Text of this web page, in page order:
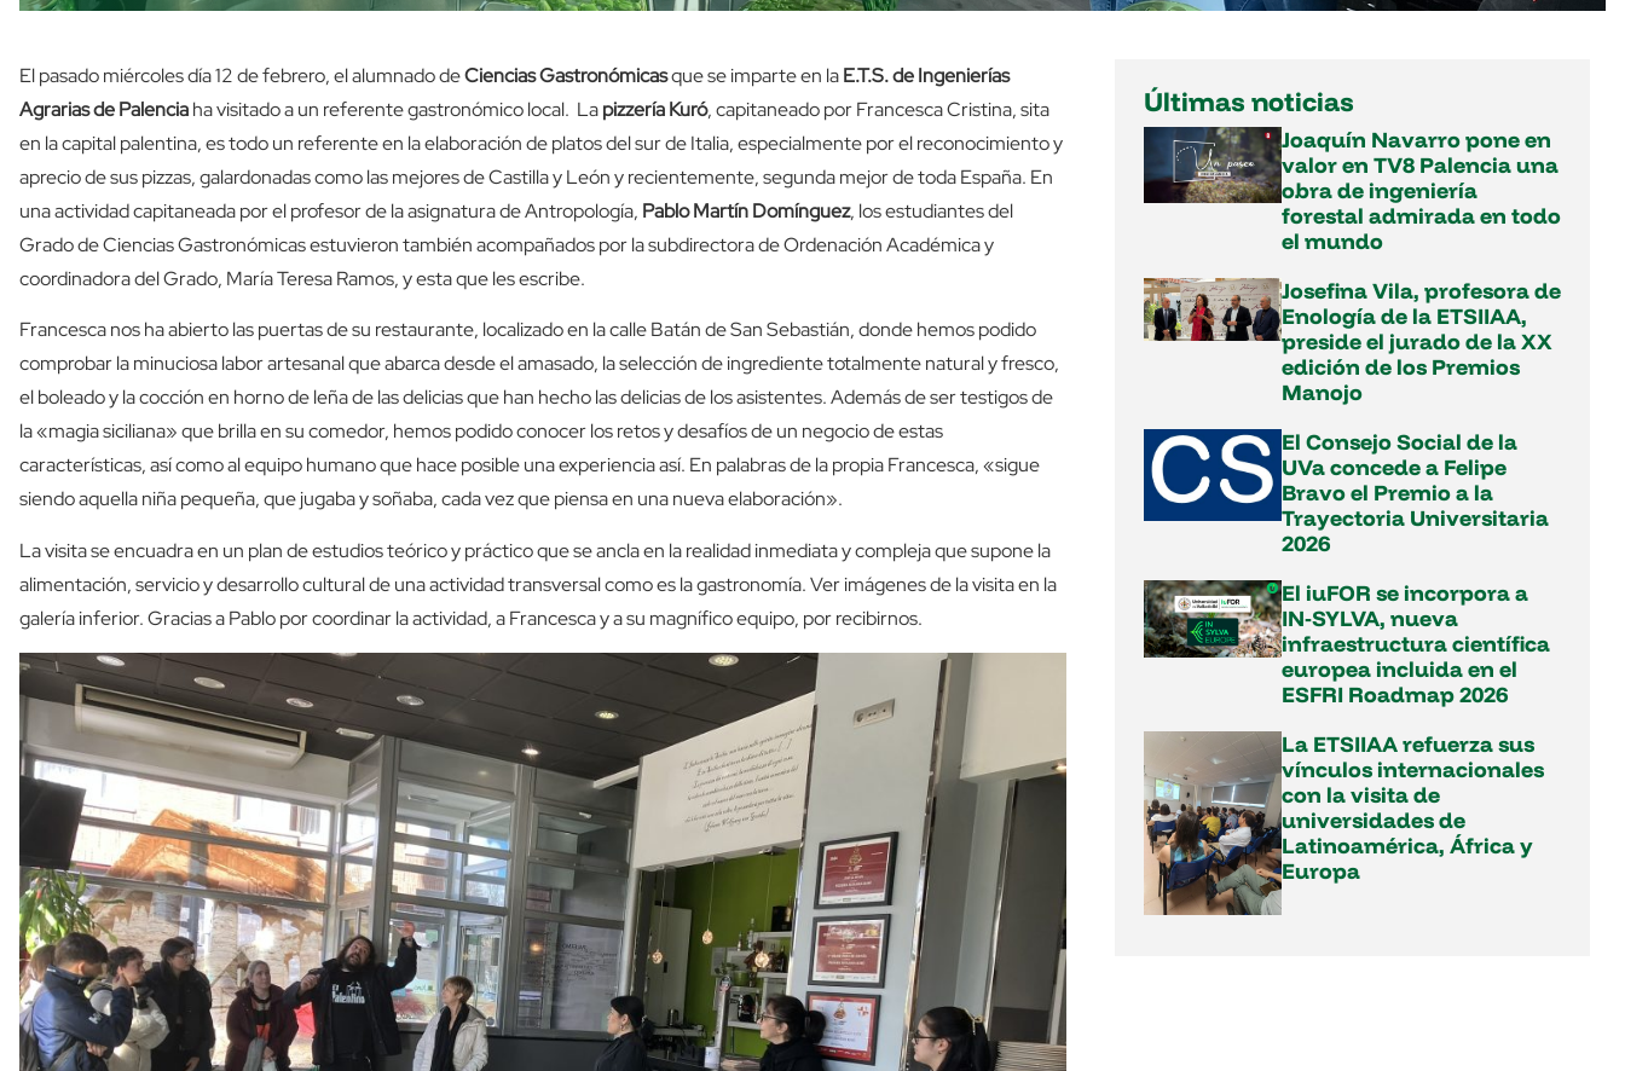
El pasado miércoles día 12 de febrero, el alumnado deCiencias Gastronómicasque se imparte en laE.T.S. de Ingenierías
Agrarias de Palenciaha visitado a un referente gastronómico local. Lapizzería Kuró, capitaneado por Francesca Cristina, sita
en la capital palentina, es todo un referente en la elaboración de platos del sur de Italia, especialmente por el reconocimiento y
aprecio de sus pizzas, galardonadas como las mejores de Castilla y León y recientemente, segunda mejor de toda España. En
una actividad capitaneada por el profesor de la asignatura de Antropología, Pablo Martín Domínguez, los estudiantes del
Grado de Ciencias Gastronómicas estuvieron también acompañados por la subdirectora de Ordenación Académica y
coordinadora del Grado, María Teresa Ramos, y esta que les escribe.
Francesca nos ha abierto las puertas de su restaurante, localizado en la calle Batán de San Sebastián, donde hemos podido
comprobar la minuciosa labor artesanal que abarca desde el amasado, la selección de ingrediente totalmente natural y fresco,
el boleado y la cocción en horno de leña de las delicias que han hecho las delicias de los asistentes. Además de ser testigos de
la «magia siciliana» que brilla en su comedor, hemos podido conocer los retos y desafíos de un negocio de estas
características, así como al equipo humano que hace posible una experiencia así. En palabras de la propia Francesca, «sigue
siendo aquella niña pequeña, que jugaba y soñaba, cada vez que piensa en una nueva elaboración».
La visita se encuadra en un plan de estudios teórico y práctico que se ancla en la realidad inmediata y compleja que supone la
alimentación, servicio y desarrollo cultural de una actividad transversal como es la gastronomía. Ver imágenes de la visita en la
galería inferior. Gracias a Pablo por coordinar la actividad, a Francesca y a su magnífico equipo, por recibirnos.
Últimas noticias
Joaquín Navarro pone en
valor en TV8 Palencia una
obra de ingeniería
forestal admirada en todo
el mundo
Josefina Vila, profesora de
Enología de la ETSIIAA,
preside el jurado de la XX
edición de los Premios
Manojo
El Consejo Social de la
UVa concede a Felipe
Bravo el Premio a la
Trayectoria Universitaria
2026
El iuFOR se incorpora a
IN‑SYLVA, nueva
infraestructura científica
europea incluida en el
ESFRI Roadmap 2026
La ETSIIAA refuerza sus
vínculos internacionales
con la visita de
universidades de
Latinoamérica, África y
Europa